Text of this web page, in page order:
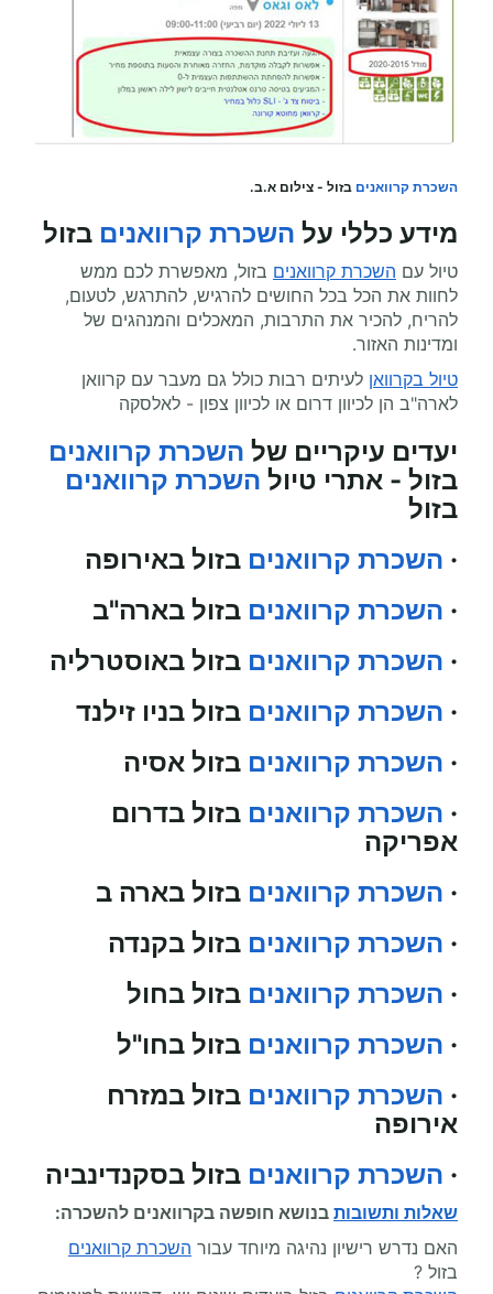
השכרת קרוואנים בזול - צילום א.ב.
מידע כללי על השכרת קרוואנים בזול
טיול עם השכרת קרוואנים בזול, מאפשרת לכם ממש
לחוות את הכל בכל החושים להרגיש, להתרגש, לטעום,
להריח, להכיר את התרבות, המאכלים והמנהגים של
ומדינות האזור.
טיול בקרוואן לעיתים רבות כולל גם מעבר עם קרוואן
לארה"ב הן לכיוון דרום או לכיוון צפון - לאלסקה
יעדים עיקריים של השכרת קרוואנים
בזול - אתרי טיול השכרת קרוואנים
בזול
· השכרת קרוואנים בזול באירופה
· השכרת קרוואנים בזול בארה"ב
· השכרת קרוואנים בזול באוסטרליה
· השכרת קרוואנים בזול בניו זילנד
· השכרת קרוואנים בזול אסיה
· השכרת קרוואנים בזול בדרום
אפריקה
· השכרת קרוואנים בזול בארה ב
· השכרת קרוואנים בזול בקנדה
· השכרת קרוואנים בזול בחול
· השכרת קרוואנים בזול בחו"ל
· השכרת קרוואנים בזול במזרח
אירופה
· השכרת קרוואנים בזול בסקנדינביה
שאלות ותשובות בנושא חופשה בקרוואנים להשכרה:
האם נדרש רישיון נהיגה מיוחד עבור השכרת קרוואנים
בזול ?